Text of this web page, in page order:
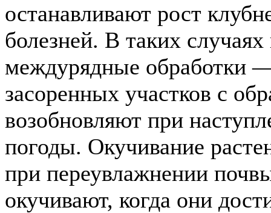
останавливают рост
болезней. В таких
междурядные обработки
засоренных участков с
возобновляют при
погоды. Окучивание
при переувлажнении
окучивают, когда они